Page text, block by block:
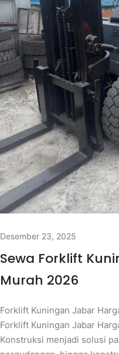
Desember 23, 2025
Sewa Forklift
Murah 2026
Forklift Kuningan Jabar
Forklift Kuningan Jabar
Konstruksi menjadi solusi